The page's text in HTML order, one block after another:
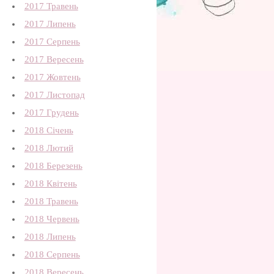
2017 Травень
2017 Липень
2017 Серпень
2017 Вересень
2017 Жовтень
2017 Листопад
2017 Грудень
2018 Січень
2018 Лютий
2018 Березень
2018 Квітень
2018 Травень
2018 Червень
2018 Липень
2018 Серпень